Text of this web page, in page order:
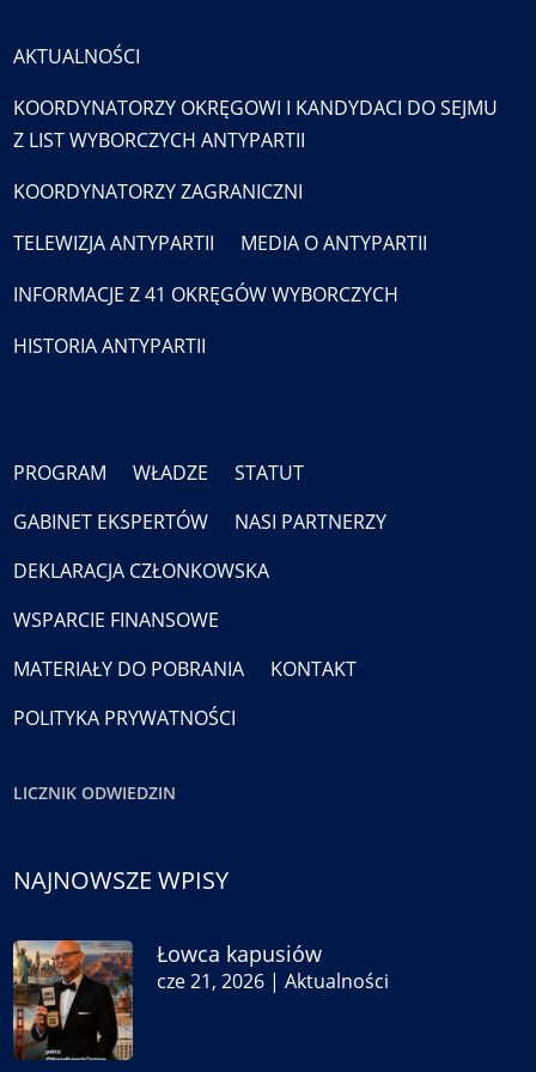
AKTUALNOŚCI
KOORDYNATORZY OKRĘGOWI I KANDYDACI DO SEJMU
Z LIST WYBORCZYCH ANTYPARTII
KOORDYNATORZY ZAGRANICZNI
TELEWIZJA ANTYPARTII
MEDIA O ANTYPARTII
INFORMACJE Z 41 OKRĘGÓW WYBORCZYCH
HISTORIA ANTYPARTII
PROGRAM WŁADZE
STATUT
GABINET EKSPERTÓW
NASI PARTNERZY
DEKLARACJA CZŁONKOWSKA
WSPARCIE FINANSOWE
MATERIAŁY DO POBRANIA
KONTAKT
POLITYKA PRYWATNOŚCI
LICZNIK ODWIEDZIN
NAJNOWSZE WPISY
Łowca kapusiów
cze 21, 2026 |Aktualności